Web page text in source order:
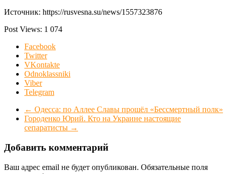
Источник: https://rusvesna.su/news/1557323876
Post Views: 1 074
Facebook
Twitter
VKontakte
Odnoklassniki
Viber
Telegram
← Одесса: по Аллее Славы прошёл «Бессмертный полк»
Городенко Юрий. Кто на Украине настоящие
сепаратисты →
Добавить комментарий
Ваш адрес email не будет опубликован. Обязательные поля